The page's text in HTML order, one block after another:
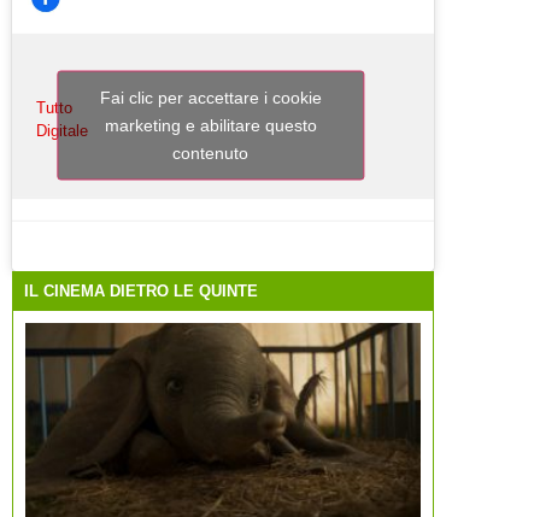
Tutto
Digitale
Fai clic per accettare i cookie
marketing e abilitare questo
contenuto
IL CINEMA DIETRO LE QUINTE